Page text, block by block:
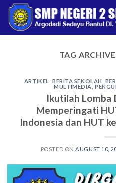
Skip
content
TAG
ARTIKEL BERITA SEKOLAH
MULTIMEDIA ,
Ikutilah Lomba
Memperingati
Indonesia dan HUT
POSTED ON AUGUST 10,